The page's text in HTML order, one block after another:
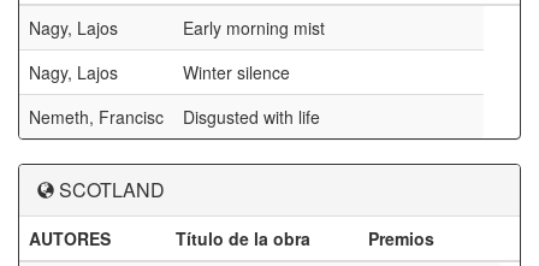
Nagy, Lajos
Early morning mist
Nagy, Lajos
Winter silence
Nemeth, Francisc
Disgusted with life
SCOTLAND
AUTORES Título de la obra
Premios